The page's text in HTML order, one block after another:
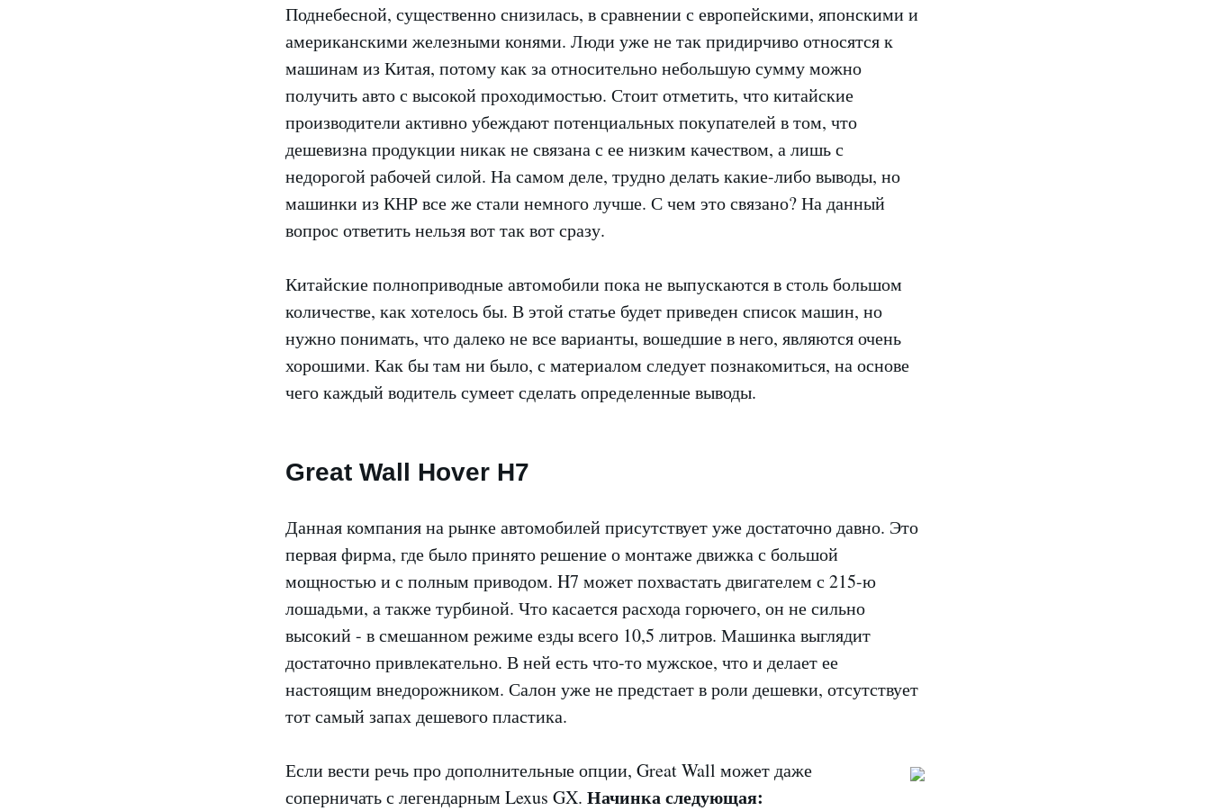
Поднебесной, существенно снизилась, в сравнении с европейскими, японскими и
американскими железными конями. Люди уже не так придирчиво относятся к
машинам из Китая, потому как за относительно небольшую сумму можно
получить авто с высокой проходимостью. Стоит отметить, что китайские
производители активно убеждают потенциальных покупателей в том, что
дешевизна продукции никак не связана с ее низким качеством, а лишь с
недорогой рабочей силой. На самом деле, трудно делать какие-либо выводы, но
машинки из КНР все же стали немного лучше. С чем это связано? На данный
вопрос ответить нельзя вот так вот сразу.
Китайские полноприводные автомобили пока не выпускаются в столь большом
количестве, как хотелось бы. В этой статье будет приведен список машин, но
нужно понимать, что далеко не все варианты, вошедшие в него, являются очень
хорошими. Как бы там ни было, с материалом следует познакомиться, на основе
чего каждый водитель сумеет сделать определенные выводы.
Great Wall Hover H7
Данная компания на рынке автомобилей присутствует уже достаточно давно. Это
первая фирма, где было принято решение о монтаже движка с большой
мощностью и с полным приводом. H7 может похвастать двигателем с 215-ю
лошадьми, а также турбиной. Что касается расхода горючего, он не сильно
высокий - в смешанном режиме езды всего 10,5 литров. Машинка выглядит
достаточно привлекательно. В ней есть что-то мужское, что и делает ее
настоящим внедорожником. Салон уже не предстает в роли дешевки, отсутствует
тот самый запах дешевого пластика.
Если вести речь про дополнительные опции, Great Wall может даже
соперничать с легендарным Lexus GX. Начинка следующая: